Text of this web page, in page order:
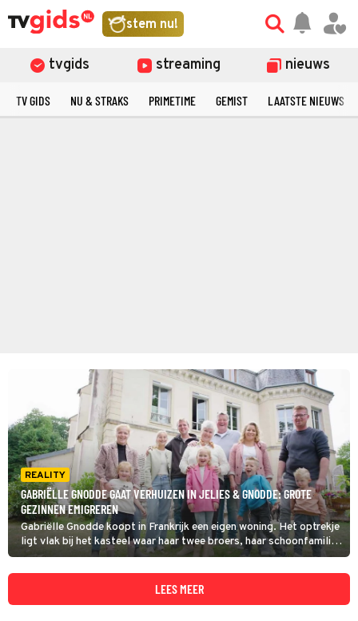
stem nu!
tvgids streaming nieuws
TV GIDS NU & STRAKS PRIMETIME GEMIST LAATSTE NIEUWS
REALITY
GABRIËLLE GNODDE GAAT VERHUIZEN IN JELIES & GNODDE: GROTE
GEZINNEN EMIGREREN
Gabriëlle Gnodde koopt in Frankrijk een eigen woning. Het optrekje
ligt vlak bij het kasteel waar haar twee broers, haar schoonfamilies
en haar ouders wonen. In deze aflevering van Jelies & Gnodde:
Grote Gezinnen Emigreren vertelt ze over haar
LEES MEER